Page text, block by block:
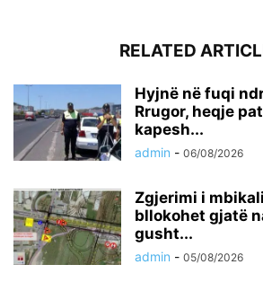
RELATED
Hyjnë në fuqi
Rrugor, heqje
kapesh...
admin - 06/08/2026
Zgjerimi i
bllokohet gjatë
gusht...
admin - 05/08/2026